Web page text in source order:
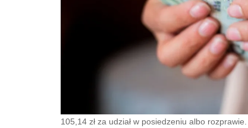
105,14 zł za udział w posiedzeniu albo